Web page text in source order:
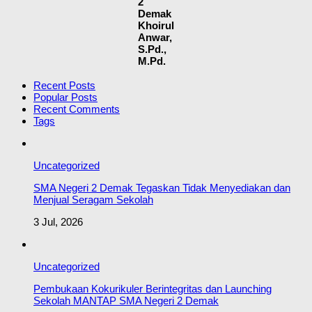
Demak
Khoirul
Anwar,
S.Pd.,
M.Pd.
Recent Posts
Popular Posts
Recent Comments
Tags
Uncategorized
SMA Negeri 2 Demak Tegaskan Tidak Menyediakan dan
Menjual Seragam Sekolah
3 Jul, 2026
Uncategorized
Pembukaan Kokurikuler Berintegritas dan Launching
Sekolah MANTAP SMA Negeri 2 Demak